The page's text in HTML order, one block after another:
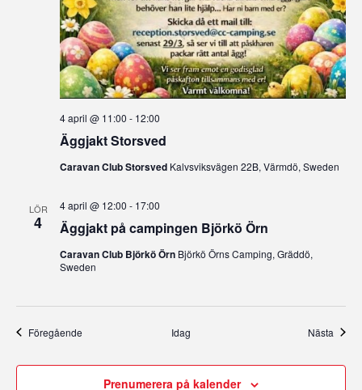
Äggjakt Storsved
4 april @ 11:00 - 12:00
Caravan Club Storsved Kalvsviksvägen 22B, Värmdö, Sweden
LÖR
4 Äggjakt på campingen Björkö Örn
4 april @ 12:00 - 17:00
Caravan Club Björkö Örn Björkö Örns Camping, Gräddö,
Sweden
Föregående Idag Nästa
Prenumerera på kalender